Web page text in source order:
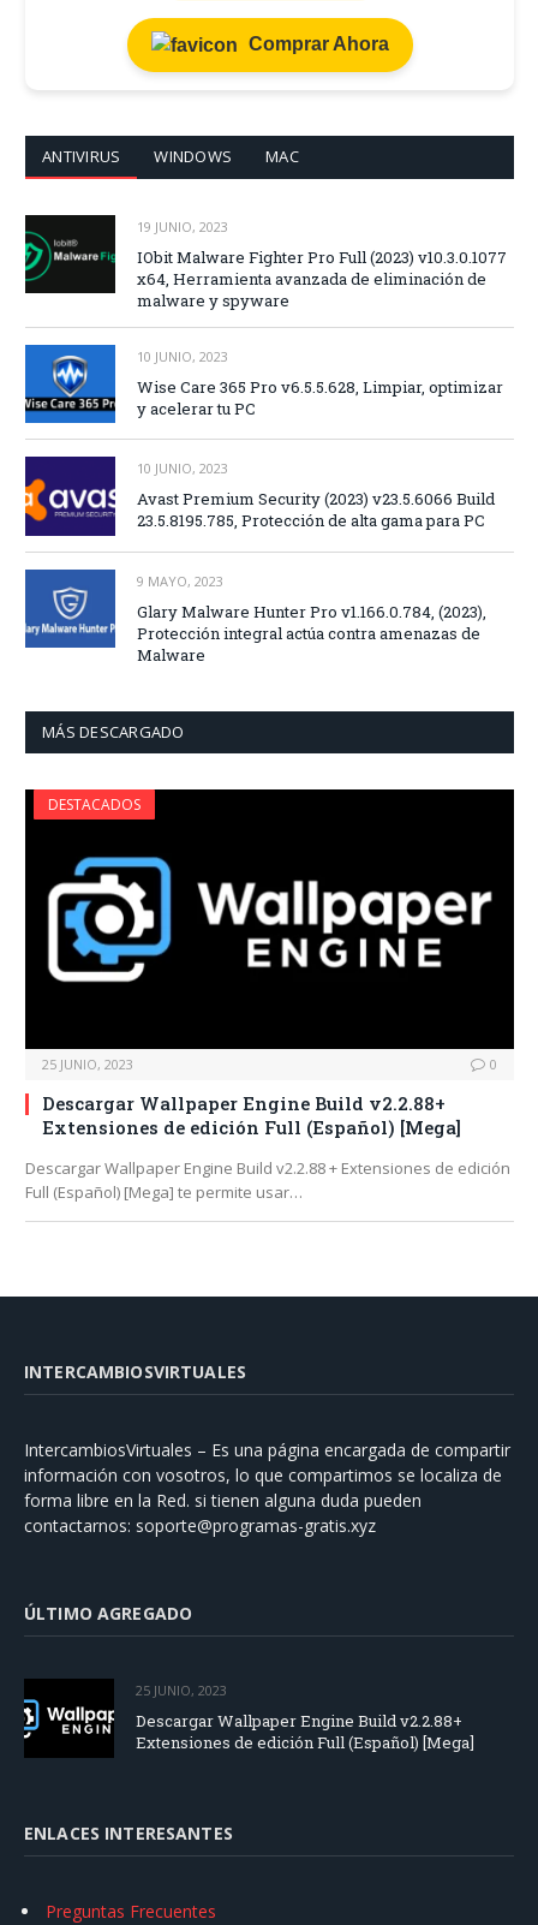
Comprar Ahora
ANTIVIRUS WINDOWS MAC
19 JUNIO, 2023
IObit Malware Fighter Pro Full (2023) v10.3.0.1077
x64, Herramienta avanzada de eliminación de
malware y spyware
10 JUNIO, 2023
Wise Care 365 Pro v6.5.5.628, Limpiar, optimizar
y acelerar tu PC
10 JUNIO, 2023
Avast Premium Security (2023) v23.5.6066 Build
23.5.8195.785, Protección de alta gama para PC
9 MAYO, 2023
Glary Malware Hunter Pro v1.166.0.784, (2023),
Protección integral actúa contra amenazas de
Malware
MÁS DESCARGADO
DESTACADOS
25 JUNIO, 2023 0
Descargar Wallpaper Engine Build v2.2.88+
Extensiones de edición Full (Español) [Mega]
Descargar Wallpaper Engine Build v2.2.88 + Extensiones de edición
Full (Español) [Mega] te permite usar…
INTERCAMBIOSVIRTUALES
IntercambiosVirtuales – Es una página encargada de compartir
información con vosotros, lo que compartimos se localiza de
forma libre en la Red. si tienen alguna duda pueden
contactarnos: soporte@programas-gratis.xyz
ÚLTIMO AGREGADO
25 JUNIO, 2023
Descargar Wallpaper Engine Build v2.2.88+
Extensiones de edición Full (Español) [Mega]
ENLACES INTERESANTES
Preguntas Frecuentes